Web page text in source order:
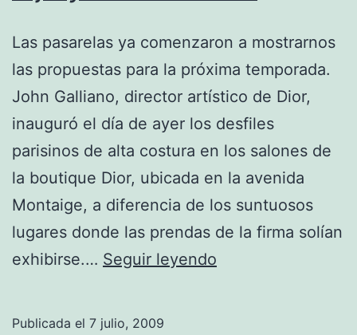
Las pasarelas ya comenzaron a mostrarnos
las propuestas para la próxima temporada.
John Galliano, director artístico de Dior,
inauguró el día de ayer los desfiles
parisinos de alta costura en los salones de
la boutique Dior, ubicada en la avenida
Montaige, a diferencia de los suntuosos
lugares donde las prendas de la firma solían
exhibirse.… Seguir leyendo
Publicada el 7 julio, 2009